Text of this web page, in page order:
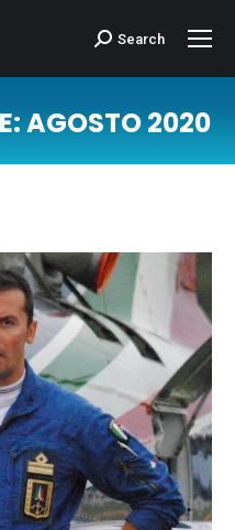
Cerca:Search
AGOSTO 2020